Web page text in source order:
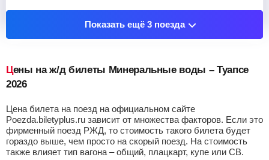
Показать ещё 3 поезда
Цены на ж/д билеты Минеральные воды – Туапсе
2026
Цена билета на поезд на официальном сайте
Poezda.biletyplus.ru зависит от множества факторов. Если это
фирменный поезд РЖД, то стоимость такого билета будет
гораздо выше, чем просто на скорый поезд. На стоимость
также влияет тип вагона – общий, плацкарт, купе или СВ.